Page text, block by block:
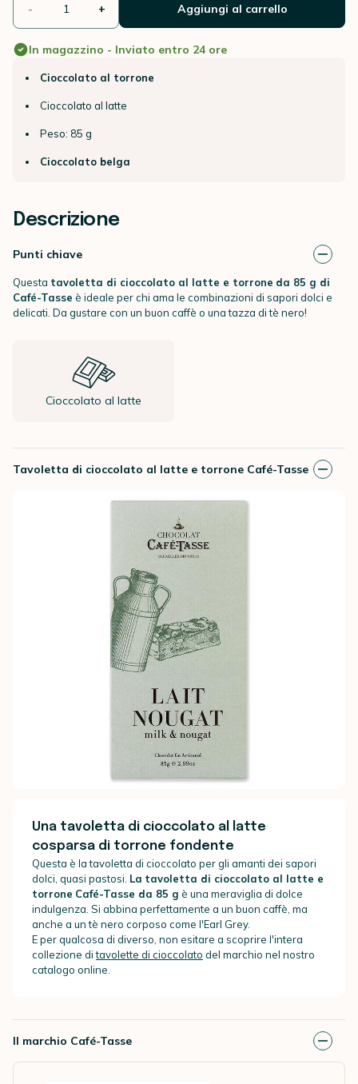
- + Aggiungi al carrello
In magazzino - Inviato entro 24 ore
Cioccolato al torrone
Cioccolato al latte
Peso: 85 g
Cioccolato belga
Descrizione
Punti chiave
Questa tavoletta di cioccolato al latte e torrone da 85 g di
Café-Tasse è ideale per chi ama le combinazioni di sapori dolci e
delicati. Da gustare con un buon caffè o una tazza di tè nero!
Cioccolato al latte
Tavoletta di cioccolato al latte e torrone Café-Tasse
Una tavoletta di cioccolato al latte
cosparsa di torrone fondente
Questa è la tavoletta di cioccolato per gli amanti dei sapori
dolci, quasi pastosi. La tavoletta di cioccolato al latte e
torrone Café-Tasse da 85 g è una meraviglia di dolce
indulgenza. Si abbina perfettamente a un buon caffè, ma
anche a un tè nero corposo come l'Earl Grey.
E per qualcosa di diverso, non esitare a scoprire l'intera
collezione ditavolette di cioccolato del marchio nel nostro
catalogo online.
Il marchio Café-Tasse